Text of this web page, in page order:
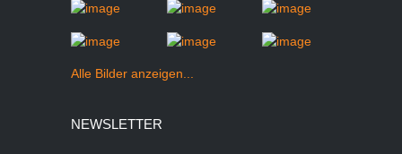
Alle Bilder anzeigen...
NEWSLETTER